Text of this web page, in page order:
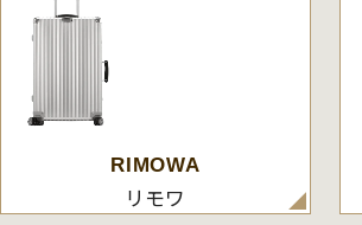
RIMOWA
リモワ